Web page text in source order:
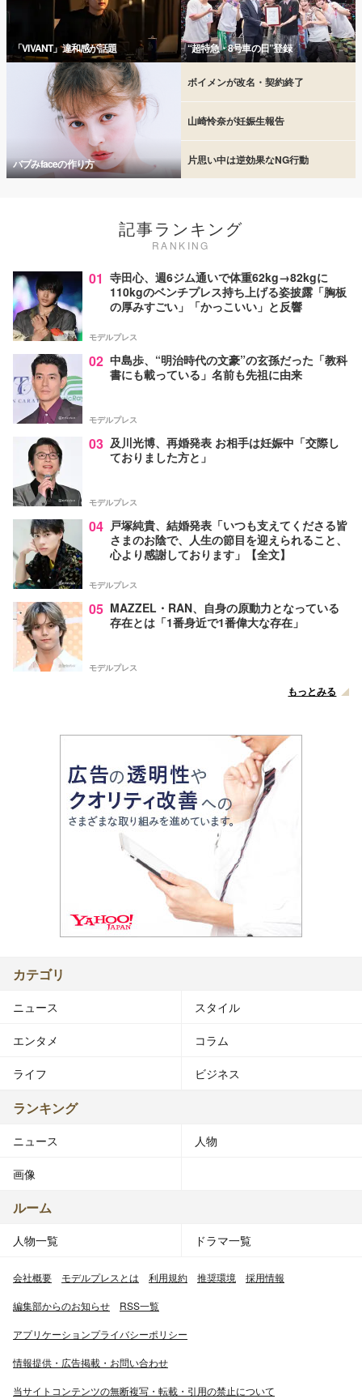
「VIVANT」違和感が話題 “超特急・8号車の日”登録
バブみfaceの作り方
ボイメンが改名・契約終了
山崎怜奈が妊娠生報告
片思い中は逆効果なNG行動
記事ランキング
RANKING
01 寺田心、週6ジム通いで体重62kg→82kgに
110kgのベンチプレス持ち上げる姿披露「胸板
の厚みすごい」「かっこいい」と反響
モデルプレス
02 中島歩、“明治時代の文豪”の玄孫だった「教科
書にも載っている」名前も先祖に由来
モデルプレス
03 及川光博、再婚発表 お相手は妊娠中「交際し
ておりました方と」
モデルプレス
04 戸塚純貴、結婚発表「いつも支えてくださる皆
さまのお陰で、人生の節目を迎えられること、
心より感謝しております」【全文】
モデルプレス
05 MAZZEL・RAN、自身の原動力となっている
存在とは「1番身近で1番偉大な存在」
モデルプレス
もっとみる
カテゴリ
ニュース スタイル
エンタメ コラム
ライフ ビジネス
ランキング
ニュース 人物
画像
ルーム
人物一覧 ドラマ一覧
会社概要 モデルプレスとは 利用規約 推奨環境 採用情報
編集部からのお知らせ RSS一覧
アプリケーションプライバシーポリシー
情報提供・広告掲載・お問い合わせ
当サイトコンテンツの無断複写・転載・引用の禁止について